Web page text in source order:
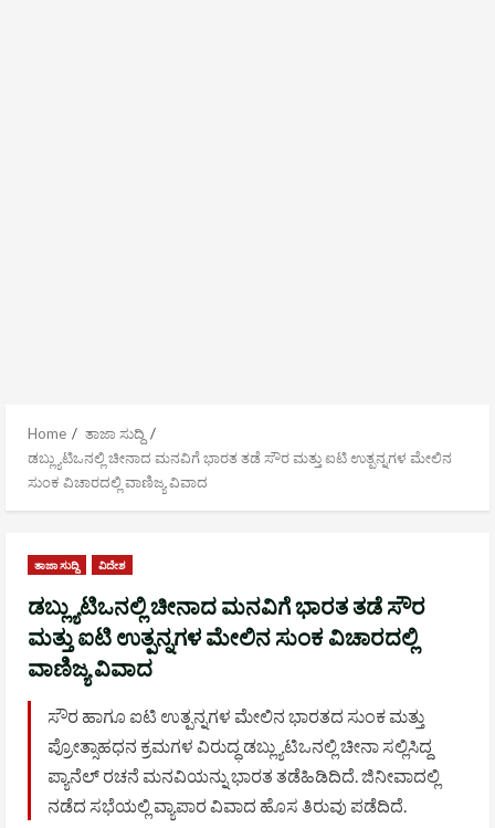
Home
ತಾಜಾ ಸುದ್ದಿ
ಡಬ್ಲ್ಯುಟಿಒನಲ್ಲಿ ಚೀನಾದ ಮನವಿಗೆ ಭಾರತ ತಡೆ ಸೌರ ಮತ್ತು ಐಟಿ ಉತ್ಪನ್ನಗಳ ಮೇಲಿನ
ಸುಂಕ ವಿಚಾರದಲ್ಲಿ ವಾಣಿಜ್ಯ ವಿವಾದ
ತಾಜಾ ಸುದ್ದಿ ವಿದೇಶ
ಡಬ್ಲ್ಯುಟಿಒನಲ್ಲಿ ಚೀನಾದ ಮನವಿಗೆ ಭಾರತ ತಡೆ ಸೌರ
ಮತ್ತು ಐಟಿ ಉತ್ಪನ್ನಗಳ ಮೇಲಿನ ಸುಂಕ ವಿಚಾರದಲ್ಲಿ
ವಾಣಿಜ್ಯ ವಿವಾದ
ಸೌರ ಹಾಗೂ ಐಟಿ ಉತ್ಪನ್ನಗಳ ಮೇಲಿನ ಭಾರತದ ಸುಂಕ ಮತ್ತು
ಪ್ರೋತ್ಸಾಹಧನ ಕ್ರಮಗಳ ವಿರುದ್ಧ ಡಬ್ಲ್ಯುಟಿಒನಲ್ಲಿ ಚೀನಾ ಸಲ್ಲಿಸಿದ್ದ
ಪ್ಯಾನೆಲ್ ರಚನೆ ಮನವಿಯನ್ನು ಭಾರತ ತಡೆಹಿಡಿದಿದೆ. ಜಿನೀವಾದಲ್ಲಿ
ನಡೆದ ಸಭೆಯಲ್ಲಿ ವ್ಯಾಪಾರ ವಿವಾದ ಹೊಸ ತಿರುವು ಪಡೆದಿದೆ.